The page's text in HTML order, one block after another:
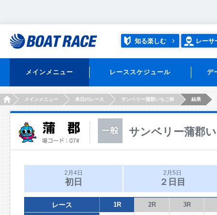
知る楽しむ レーサ
メインメニュー レーススケジュール デ
HOMEメインメニュー 本日のレース サンベリー蒲郡いちご杯 結果
サンベリー蒲郡
2月4日
初日
2月5日
２日目
レース 1R 2R 3R